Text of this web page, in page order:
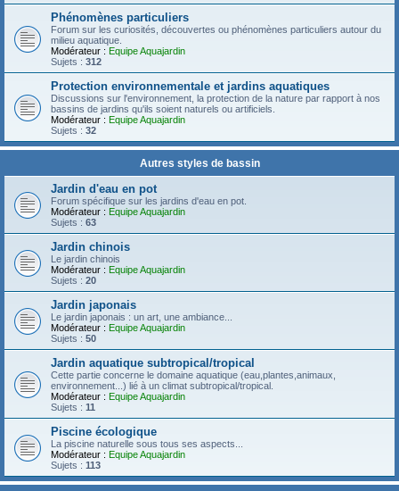
Phénomènes particuliers
Forum sur les curiosités, découvertes ou phénomènes particuliers autour du
milieu aquatique.
Modérateur : Equipe Aquajardin
Sujets : 312
Protection environnementale et jardins aquatiques
Discussions sur l'environnement, la protection de la nature par rapport à nos
bassins de jardins qu'ils soient naturels ou artificiels.
Modérateur : Equipe Aquajardin
Sujets : 32
Autres styles de bassin
Jardin d'eau en pot
Forum spécifique sur les jardins d'eau en pot.
Modérateur : Equipe Aquajardin
Sujets : 63
Jardin chinois
Le jardin chinois
Modérateur : Equipe Aquajardin
Sujets : 20
Jardin japonais
Le jardin japonais : un art, une ambiance...
Modérateur : Equipe Aquajardin
Sujets : 50
Jardin aquatique subtropical/tropical
Cette partie concerne le domaine aquatique (eau,plantes,animaux,
environnement...) lié à un climat subtropical/tropical.
Modérateur : Equipe Aquajardin
Sujets : 11
Piscine écologique
La piscine naturelle sous tous ses aspects...
Modérateur : Equipe Aquajardin
Sujets : 113